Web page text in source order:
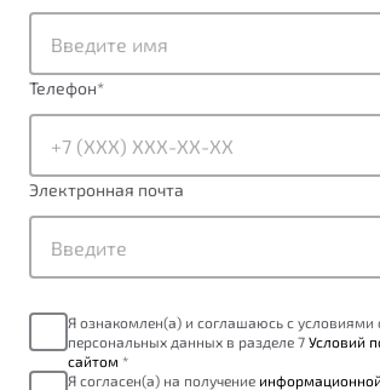
от 1 699 990 ₽*
Обзор В наличии
X70
Подробно
Автомобили в наличии
Тест-драйв
Спецпредложения
Belgee Плюс
Реферальная программа
Телефон*
Электронная почта
Я ознакомлен(а) и соглашаюсь с условиями
персональных данных в разделе 7 Условий
сайтом *
Я согласен(а) на получение